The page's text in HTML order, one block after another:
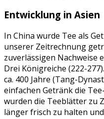
Entwicklung in Asien
In China wurde Tee als
unserer Zeitrechnung
zuverlässigen Nachweise
Drei Königreiche (222-
ca. 400 Jahre (Tang-
einfachen Getränk die
wurden die Teeblätter zu
länger frisch zu halten